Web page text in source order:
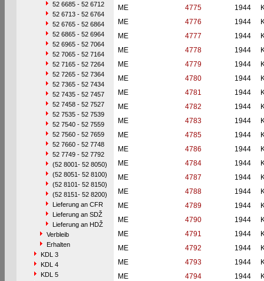
52 6685 - 52 6712
52 6713 - 52 6764
52 6765 - 52 6864
52 6865 - 52 6964
52 6965 - 52 7064
52 7065 - 52 7164
52 7165 - 52 7264
52 7265 - 52 7364
52 7365 - 52 7434
52 7435 - 52 7457
52 7458 - 52 7527
52 7535 - 52 7539
52 7540 - 52 7559
52 7560 - 52 7659
52 7660 - 52 7748
52 7749 - 52 7792
(52 8001- 52 8050)
(52 8051- 52 8100)
(52 8101- 52 8150)
(52 8151- 52 8200)
Lieferung an CFR
Lieferung an SDŽ
Lieferung an HDŽ
Verbleib
Erhalten
KDL 3
KDL 4
KDL 5
ME
4775 1944
ME
4776 1944
ME
4777 1944
ME
4778 1944
ME
4779 1944
ME
4780 1944
ME
4781 1944
ME
4782 1944
ME
4783 1944
ME
4785 1944
ME
4786 1944
ME
4784 1944
ME
4787 1944
ME
4788 1944
ME
4789 1944
ME
4790 1944
ME
4791 1944
ME
4792 1944
ME
4793 1944
ME
4794 1944